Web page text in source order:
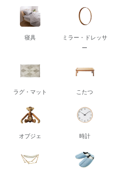
寝具
ミラー・ドレッサ
ー
ラグ・マット こたつ
オブジェ 時計